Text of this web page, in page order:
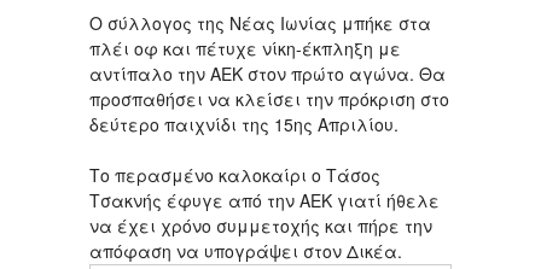
Ο σύλλογος της Νέας Ιωνίας μπήκε στα
πλέι οφ και πέτυχε νίκη-έκπληξη με
αντίπαλο την ΑΕΚ στον πρώτο αγώνα. Θα
προσπαθήσει να κλείσει την πρόκριση στο
δεύτερο παιχνίδι της 15ης Απριλίου.
Το περασμένο καλοκαίρι ο Τάσος
Τσακνής έφυγε από την ΑΕΚ γιατί ήθελε
να έχει χρόνο συμμετοχής και πήρε την
απόφαση να υπογράψει στον Δικέα.